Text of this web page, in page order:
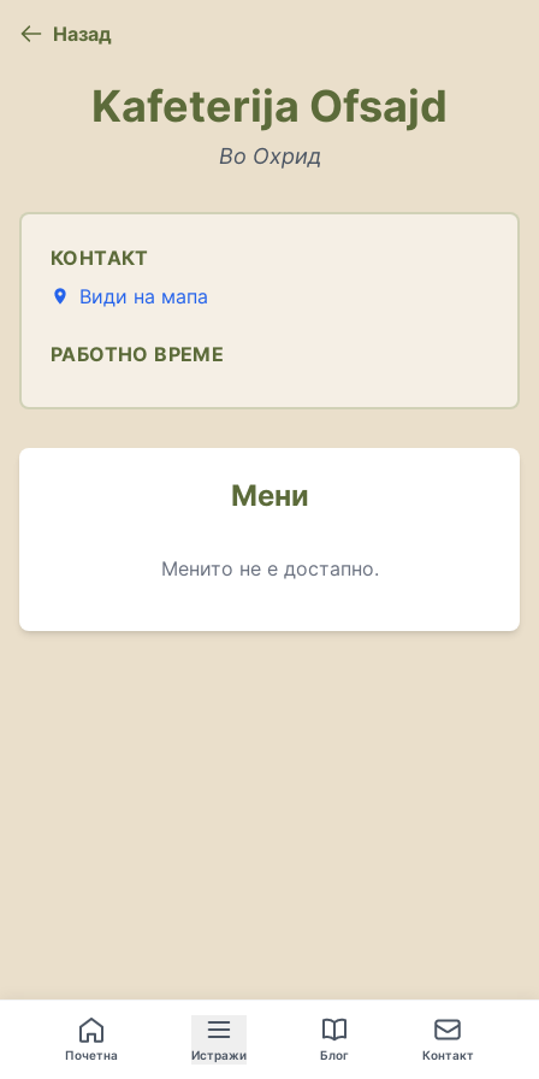
Назад
Kafeterija Ofsajd
Во Охрид
КОНТАКТ
Види на мапа
РАБОТНО ВРЕМЕ
Мени
Менито не е достапно.
Почетна Истражи Блог Контакт